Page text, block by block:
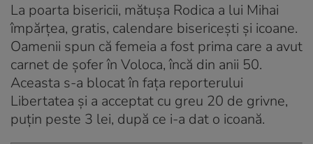
La poarta bisericii, mătușa Rodica a lui Mihai
împărțea, gratis, calendare bisericești și icoane.
Oamenii spun că femeia a fost prima care a avut
carnet de șofer în Voloca, încă din anii 50.
Aceasta s-a blocat în fața reporterului
Libertatea și a acceptat cu greu 20 de grivne,
puțin peste 3 lei, după ce i-a dat o icoană.